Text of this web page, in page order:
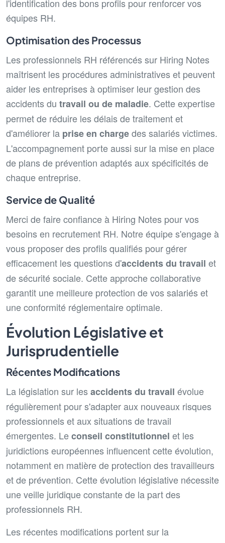
l'identification des bons profils pour renforcer vos
équipes RH.
Optimisation des Processus
Les professionnels RH référencés sur Hiring Notes
maîtrisent les procédures administratives et peuvent
aider les entreprises à optimiser leur gestion des
accidents du travail ou de maladie. Cette expertise
permet de réduire les délais de traitement et
d'améliorer la prise en chargedes salariés victimes.
L'accompagnement porte aussi sur la mise en place
de plans de prévention adaptés aux spécificités de
chaque entreprise.
Service de Qualité
Merci de faire confiance à Hiring Notes pour vos
besoins en recrutement RH. Notre équipe s'engage à
vous proposer des profils qualifiés pour gérer
efficacement les questions d'accidents du travail et
de sécurité sociale. Cette approche collaborative
garantit une meilleure protection de vos salariés et
une conformité réglementaire optimale.
Évolution Législative et
Jurisprudentielle
Récentes Modifications
La législation sur les accidents du travail évolue
régulièrement pour s'adapter aux nouveaux risques
professionnels et aux situations de travail
émergentes. Leconseil constitutionnel et les
juridictions européennes influencent cette évolution,
notamment en matière de protection des travailleurs
et de prévention. Cette évolution législative nécessite
une veille juridique constante de la part des
professionnels RH.
Les récentes modifications portent sur la